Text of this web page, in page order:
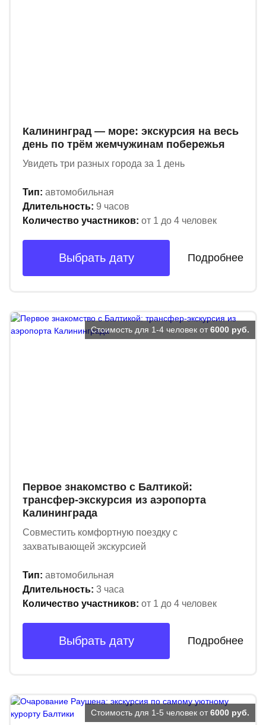
Калининград — море: экскурсия на весь
день по трём жемчужинам побережья
Увидеть три разных города за 1 день
Тип: автомобильная
Длительность: 9 часов
Количество участников: от 1 до 4 человек
Выбрать дату Подробнее
Первое знакомство с Балтикой:
трансфер-экскурсия из аэропорта
Калининграда
Совместить комфортную поездку с
захватывающей экскурсией
Тип: автомобильная
Длительность: 3 часа
Количество участников: от 1 до 4 человек
Стоимость для 1-4 человек от 6000 руб.
Выбрать дату Подробнее
Стоимость для 1-5 человек от 6000 руб.